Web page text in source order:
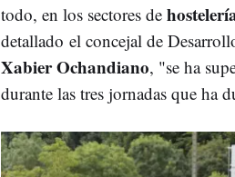
todo, en los sectores de
detallado el concejal de
Xabier Ochandiano, "se ha
durante las tres jornadas que ha